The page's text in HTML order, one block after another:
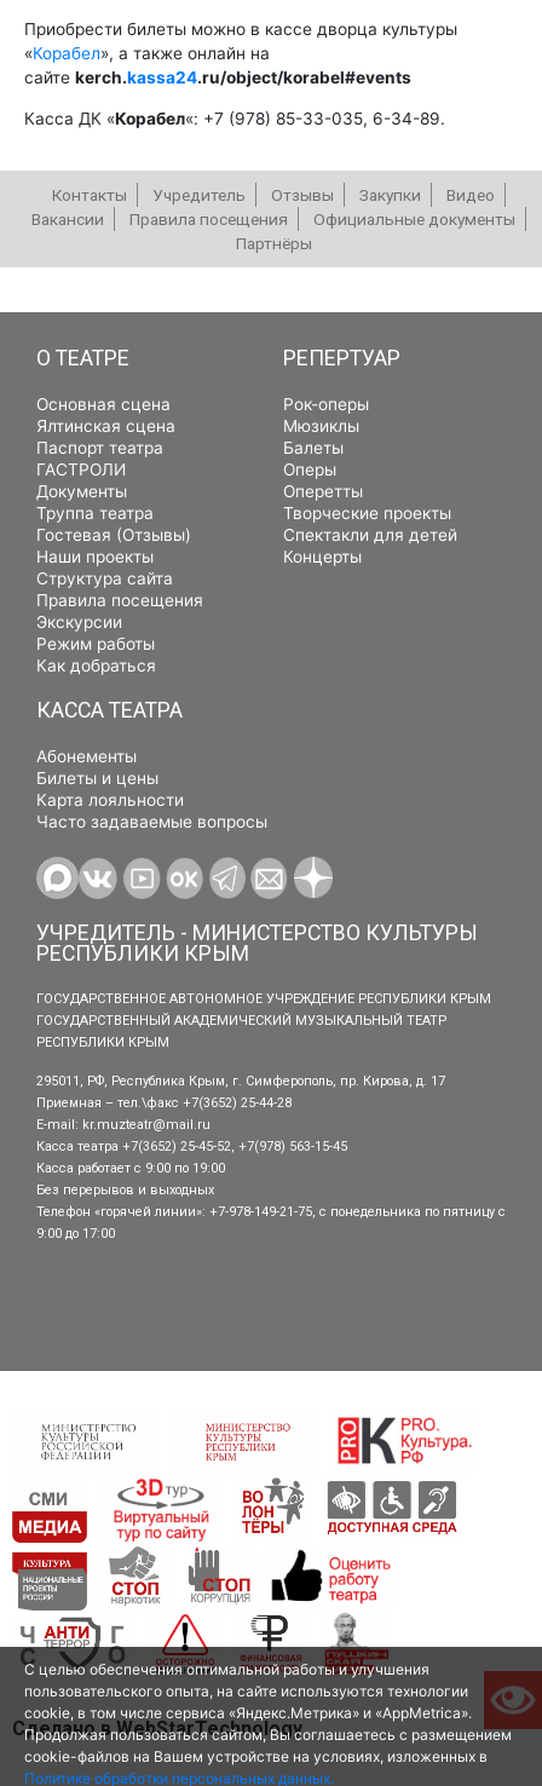
Приобрести билеты можно в кассе дворца культуры
«Корабел», а также онлайн на
сайте kerch.kassa24.ru/object/korabel#events
Касса ДК «Корабел«: +7 (978) 85-33-035, 6-34-89.
Контакты Учредитель Отзывы Закупки
Видео
Вакансии
Правила посещения
Официальные документы
Партнёры
О ТЕАТРЕ
Основная сцена
Ялтинская сцена
Паспорт театра
ГАСТРОЛИ
Документы
Труппа театра
Гостевая (Отзывы)
Наши проекты
Структура сайта
Правила посещения
Экскурсии
Режим работы
Как добраться
РЕПЕРТУАР
Рок-оперы
Мюзиклы
Балеты
Оперы
Оперетты
Творческие проекты
Спектакли для детей
Концерты
КАССА ТЕАТРА
Абонементы
Билеты и цены
Карта лояльности
Часто задаваемые вопросы
УЧРЕДИТЕЛЬ - МИНИСТЕРСТВО КУЛЬТУРЫ
РЕСПУБЛИКИ КРЫМ
ГОСУДАРСТВЕННОЕ АВТОНОМНОЕ УЧРЕЖДЕНИЕ РЕСПУБЛИКИ КРЫМ
ГОСУДАРСТВЕННЫЙ АКАДЕМИЧЕСКИЙ МУЗЫКАЛЬНЫЙ ТЕАТР
РЕСПУБЛИКИ КРЫМ
295011, РФ, Республика Крым, г. Симферополь, пр. Кирова, д. 17
Приемная – тел.\факс +7(3652) 25-44-28
E-mail: kr.muzteatr@mail.ru
Касса театра +7(3652) 25-45-52, +7(978) 563-15-45
Касса работает с 9:00 по 19:00
Без перерывов и выходных
Телефон «горячей линии»: +7-978-149-21-75, с понедельника по пятницу с
9:00 до 17:00
Сделано в WebStarTechnology
С целью обеспечения оптимальной работы и улучшения
пользовательского опыта, на сайте используются технологии
cookie, в том числе сервиса «Яндекс.Метрика» и «AppMetrica».
Продолжая пользоваться сайтом, Вы соглашаетесь с размещением
cookie-файлов на Вашем устройстве на условиях, изложенных в
Политике обработки персональных данных.